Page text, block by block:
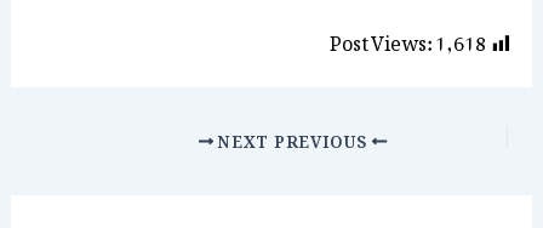
Post Views:1,618
NEXT